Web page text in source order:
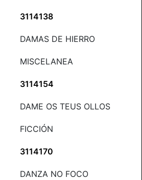
3114138
DAMAS DE HIERRO
MISCELANEA
3114154
DAME OS TEUS OLLOS
FICCIÓN
3114170
DANZA NO FOCO